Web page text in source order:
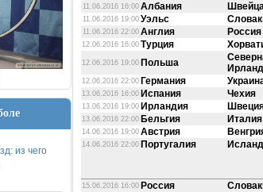
из чего
11.06.2016 16:00 Албания
11.06.2016 19:00 Уэльс
11.06.2016 22:00 Англия Россия
12.06.2016 16:00 Турция
12.06.2016 19:00 Польша
12.06.2016 22:00 Германия
13.06.2016 16:00 Испания Чехия
13.06.2016 19:00 Ирландия
13.06.2016 22:00 Бельгия Италия
14.06.2016 19:00 Австрия
14.06.2016 22:00 Португалия
15.06.2016 16:00 Россия